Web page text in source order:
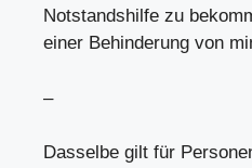
Notstandshilfe zu
einer Behinderung von
–
Dasselbe gilt für